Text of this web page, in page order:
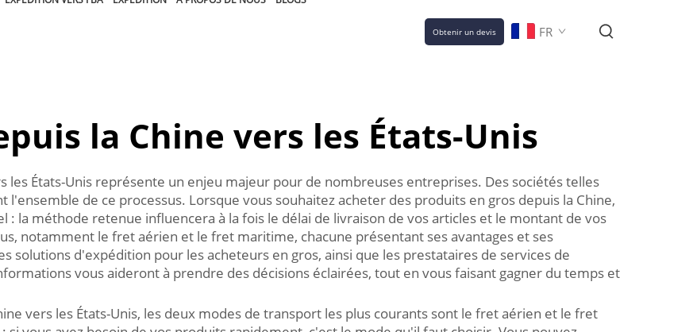
Obtenir un devis FR
la Chine vers les États-Unis
les États-Unis représente un enjeu majeur pour de nombreuses entreprises. Des sociétés telles
de ce processus. Lorsque vous souhaitez acheter des produits en gros depuis la Chine,
la méthode retenue influencera à la fois le délai de livraison de vos articles et le montant de vos
notamment le fret aérien et le fret maritime, chacune présentant ses avantages et ses
solutions d'expédition pour les acheteurs en gros, ainsi que les prestataires de services de
vous aideront à prendre des décisions éclairées, tout en vous faisant gagner du temps et
vers les États-Unis, les deux modes de transport les plus courants sont le fret aérien et le fret